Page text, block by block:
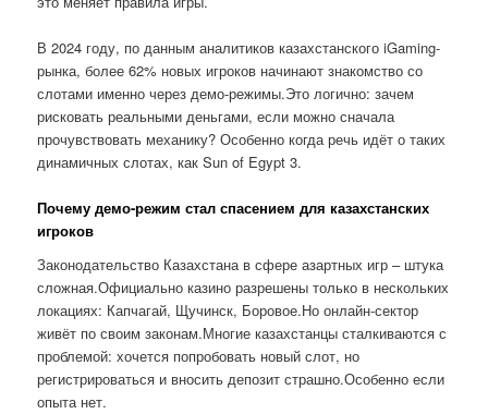
В 2024 году, по данным аналитиков казахстанского iGaming-
рынка, более 62% новых игроков начинают знакомство со
слотами именно через демо-режимы.Это логично: зачем
рисковать реальными деньгами, если можно сначала
прочувствовать механику? Особенно когда речь идёт о таких
динамичных слотах, как Sun of Egypt 3.
Почему демо-режим стал спасением для казахстанских
игроков
Законодательство Казахстана в сфере азартных игр – штука
сложная.Официально казино разрешены только в нескольких
локациях: Капчагай, Щучинск, Боровое.Но онлайн-сектор
живёт по своим законам.Многие казахстанцы сталкиваются с
проблемой: хочется попробовать новый слот, но
регистрироваться и вносить депозит страшно.Особенно если
опыта нет.